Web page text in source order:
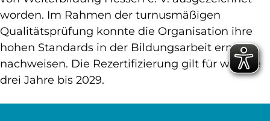
worden. Im Rahmen der turnusmäßigen
Qualitätsprüfung konnte die Organisation ihre
hohen Standards in der Bildungsarbeit erneut
nachweisen. Die Rezertifizierung gilt für weitere
drei Jahre bis 2029.